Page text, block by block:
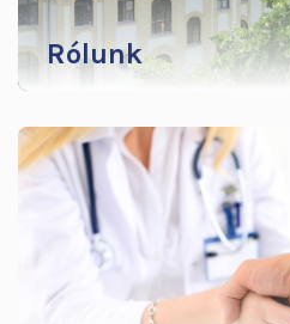
Rólunk
A rendszerváltás
teremtettek. 1990-ben Dr.
ideggyógyász főorvost
További infók